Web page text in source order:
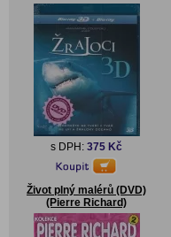
s DPH: 375 Kč
Život plný malérů (DVD)
(Pierre Richard)